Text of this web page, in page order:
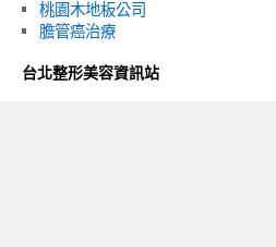
桃園木地板公司
膽管癌治療
台北整形美容資訊站